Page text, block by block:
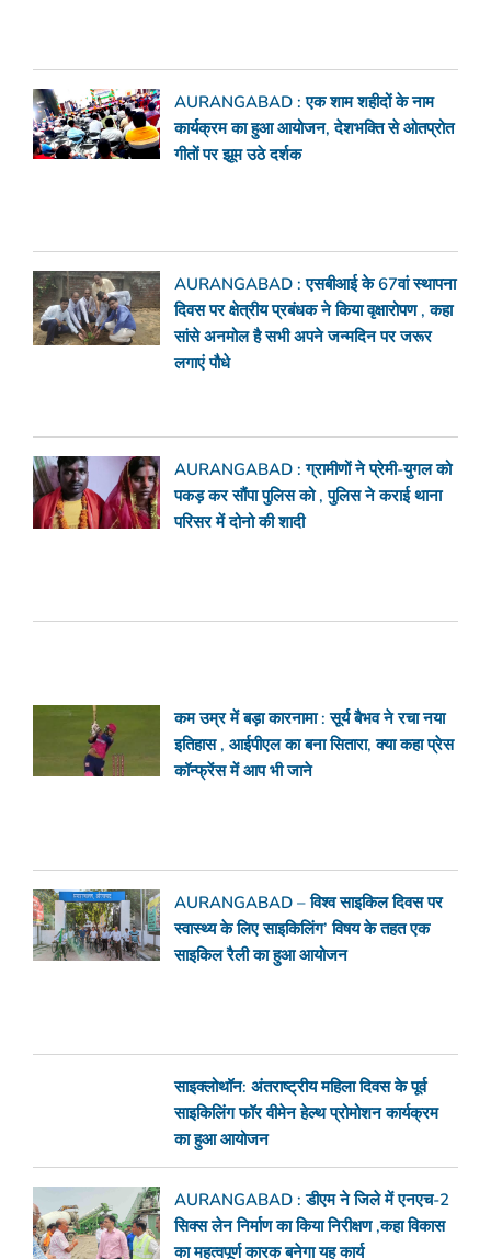
AURANGABAD : एक शाम शहीदों के नाम
कार्यक्रम का हुआ आयोजन, देशभक्ति से ओतप्रोत
गीतों पर झूम उठे दर्शक
AURANGABAD : एसबीआई के 67वां स्थापना
दिवस पर क्षेत्रीय प्रबंधक ने किया वृक्षारोपण , कहा
सांसे अनमोल है सभी अपने जन्मदिन पर जरूर
लगाएं पौधे
AURANGABAD : ग्रामीणों ने प्रेमी-युगल को
पकड़ कर सौंपा पुलिस को , पुलिस ने कराई थाना
परिसर में दोनो की शादी
कम उम्र में बड़ा कारनामा : सूर्य बैभव ने रचा नया
इतिहास , आईपीएल का बना सितारा, क्या कहा प्रेस
कॉन्फ्रेंस में आप भी जाने
AURANGABAD – विश्व साइकिल दिवस पर
स्वास्थ्य के लिए साइकिलिंग’ विषय के तहत एक
साइकिल रैली का हुआ आयोजन
साइक्लोथॉन: अंतराष्ट्रीय महिला दिवस के पूर्व
साइकिलिंग फॉर वीमेन हेल्थ प्रोमोशन कार्यक्रम
का हुआ आयोजन
AURANGABAD : डीएम ने जिले में एनएच-2
सिक्स लेन निर्माण का किया निरीक्षण ,कहा विकास
का महत्वपूर्ण कारक बनेगा यह कार्य